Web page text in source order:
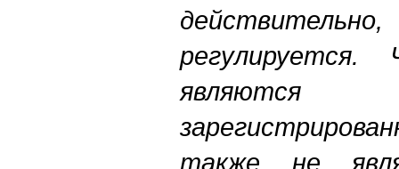
являются
также не